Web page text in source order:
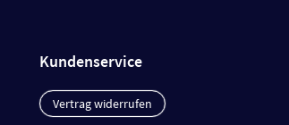
Kundenservice
Vertrag widerrufen